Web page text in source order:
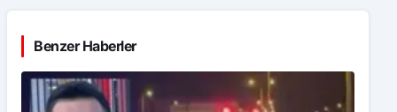
Benzer Haberler